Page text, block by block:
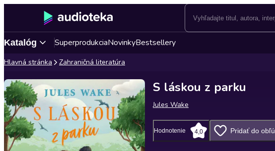
Katalóg SuperprodukciaNovinkyBestsellery
Hlavná stránka Zahraničná literatúra
S láskou z parku
Jules Wake
Hodnotenie 4,0 Pridať do